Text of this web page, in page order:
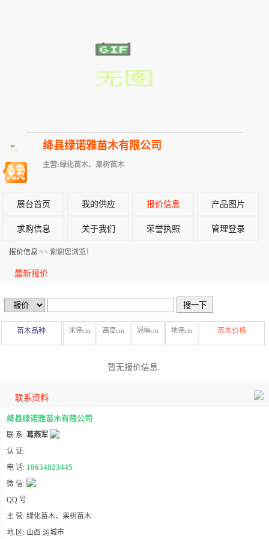
绛县绿诺雅苗木有限公司
主营:绿化苗木、果树苗木
展台首页 我的供应 报价信息 产品图片
求购信息 关于我们 荣誉执照 管理登录
报价信息 >> 谢谢您浏览！
最新报价
苗木品种 米径cm 高度cm 冠幅cm 地径cm 苗木价格
暂无报价信息.
联系资料
绛县绿诺雅苗木有限公司
联 系: 葛燕军
认 证:
电 话: 18634823445
微 信:
QQ 号:
主 营: 绿化苗木、果树苗木
地 区: 山西 运城市